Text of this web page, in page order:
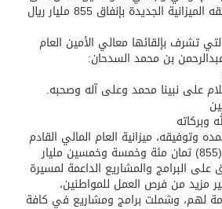
بركة الله وبحمده وتوفيقه الميزانية الجديدة بإنفاق 855 مليار ريال
تشرف بإلقائها معالي الأمين العام
بن محمد السدحان:
على نبينا محمد وعلى آله وصحبه.
وبركاته
وتوفيقه، ميزانية العام المالي القادم
والتي تبلغ مصروفاتها (855) ثمان مئة وخمسة وخمسين مليار
على البرامج والمشاريع الداعمة لمسيرة
مزيد من فرص العمل للمواطنين،
لهم، وشملت برامج ومشاريع في كافة